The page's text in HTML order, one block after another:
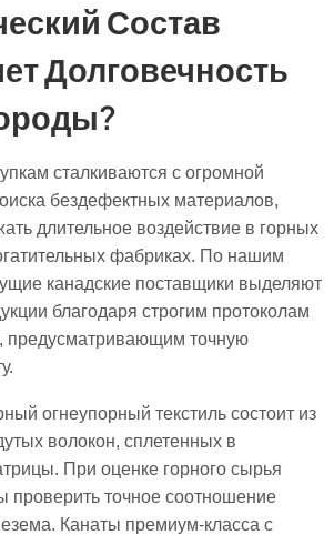
Состав
Долговечность
сталкиваются с огромной
бездефектных материалов,
длительное воздействие в горных
фабриках. По нашим
канадские поставщики выделяют
благодаря строгим протоколам
предусматривающим точную
огнеупорный текстиль состоит из
волокон, сплетенных в
При оценке горного сырья
проверить точное соотношение
Канаты премиум-класса с